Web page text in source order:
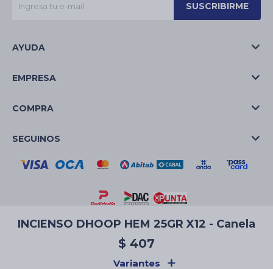
INCIENSO DHOOP HEM 25GR X12 - Canela
$ 407
Variantes
SUSCRIBIRME
AYUDA
EMPRESA
COMPRA
SEGUINOS
© Copyright 2026 / La Casa de las Velas